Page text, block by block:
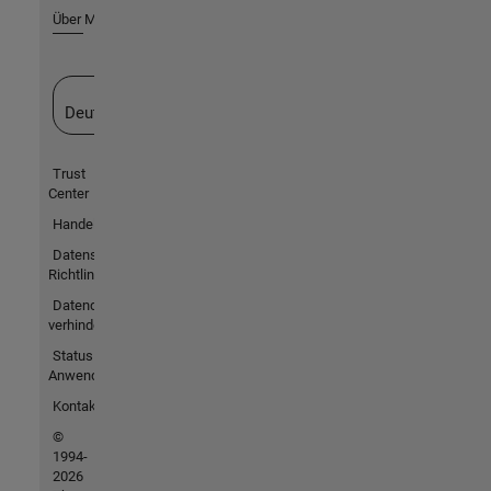
Über MathWorks
Deutschland
Trust
Center
Handelsmarken
Datenschutz-
Richtlinien
Datendiebstahl
verhindern
Status von
Anwendungen
Kontakt
©
1994-
2026